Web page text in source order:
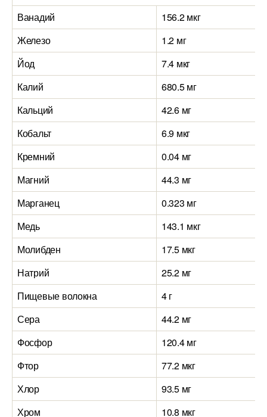
Ванадий
156.2 мкг
Железо
1.2 мг
Йод
7.4 мкг
Калий
680.5 мг
Кальций
42.6 мг
Кобальт
6.9 мкг
Кремний
0.04 мг
Магний
44.3 мг
Марганец
0.323 мг
Медь
143.1 мкг
Молибден
17.5 мкг
Натрий
25.2 мг
Пищевые волокна
4 г
Сера
44.2 мг
Фосфор
120.4 мг
Фтор
77.2 мкг
Хлор
93.5 мг
Хром
10.8 мкг